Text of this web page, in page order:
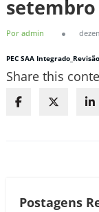
setembro
Por admin
PEC SAA
Share this
Postagens